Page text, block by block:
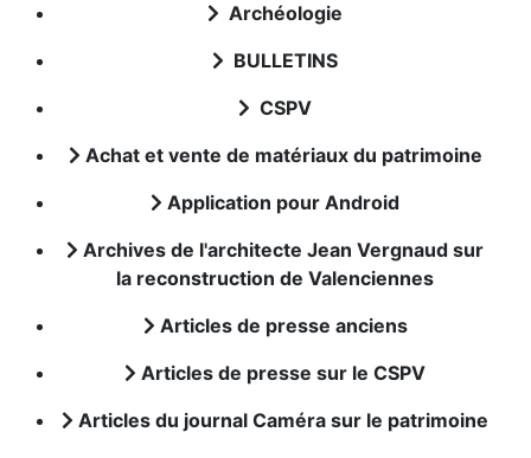
Archéologie
BULLETINS
CSPV
Achat et vente de matériaux du patrimoine
Application pour Android
Archives de l'architecte Jean Vergnaud sur
la reconstruction de Valenciennes
Articles de presse anciens
Articles de presse sur le CSPV
Articles du journal Caméra sur le patrimoine